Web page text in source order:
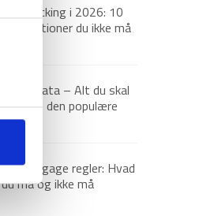
Backpacking i 2026: 10
destinationer du ikke må
Via Ferrata – Alt du skal
vide om den populære
Håndbagage regler: Hvad
du må og ikke må